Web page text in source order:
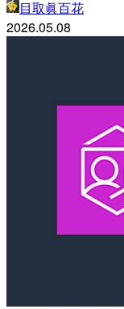
目取眞百花
2026.05.08